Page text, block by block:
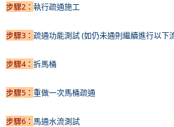
步驟2： 執行疏通施工
步驟3： 疏通功能測試 (如仍未通則繼續進行以下
步驟4： 拆馬桶
步驟5： 重做一次馬桶疏通
步驟6： 馬通水流測試